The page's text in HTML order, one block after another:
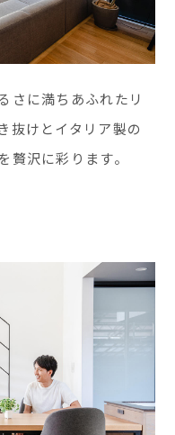
さに満ちあふれたリ
抜けとイタリア製の
贅沢に彩ります。